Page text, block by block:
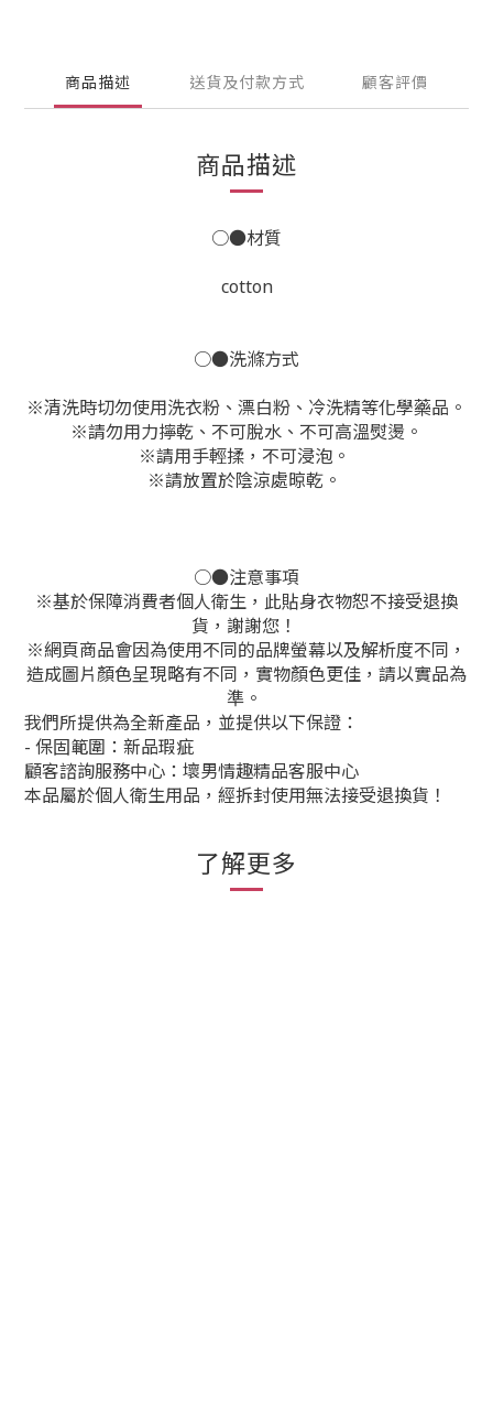
商品描述 送貨及付款方式 顧客評價
商品描述
○●材質
cotton
○●洗滌方式
※清洗時切勿使用洗衣粉、漂白粉、冷洗精等化學藥品。
※請勿用力擰乾、不可脫水、不可高溫熨燙。
※請用手輕揉，不可浸泡。
※請放置於陰涼處晾乾。
○●注意事項
※基於保障消費者個人衛生，此貼身衣物恕不接受退換
貨，謝謝您！
※網頁商品會因為使用不同的品牌螢幕以及解析度不同，
造成圖片顏色呈現略有不同，實物顏色更佳，請以實品為
準。
我們所提供為全新產品，並提供以下保證：
- 保固範圍：新品瑕疵
顧客諮詢服務中心：壞男情趣精品客服中心
本品屬於個人衛生用品，經拆封使用無法接受退換貨！
了解更多